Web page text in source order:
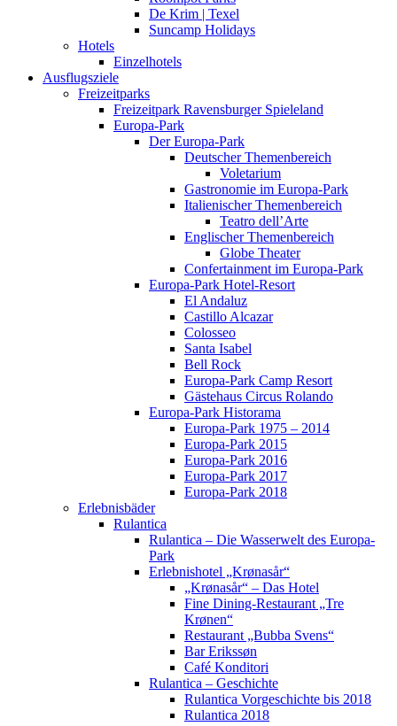
De Krim | Texel
Suncamp Holidays
Hotels
Einzelhotels
Ausflugsziele
Freizeitparks
Freizeitpark Ravensburger Spieleland
Europa-Park
Der Europa-Park
Deutscher Themenbereich
Voletarium
Gastronomie im Europa-Park
Italienischer Themenbereich
Teatro dell’Arte
Englischer Themenbereich
Globe Theater
Confertainment im Europa-Park
Europa-Park Hotel-Resort
El Andaluz
Castillo Alcazar
Colosseo
Santa Isabel
Bell Rock
Europa-Park Camp Resort
Gästehaus Circus Rolando
Europa-Park Historama
Europa-Park 1975 – 2014
Europa-Park 2015
Europa-Park 2016
Europa-Park 2017
Europa-Park 2018
Erlebnisbäder
Rulantica
Rulantica – Die Wasserwelt des Europa-
Park
Erlebnishotel „Krønasår“
„Krønasår“ – Das Hotel
Fine Dining-Restaurant „Tre
Krønen“
Restaurant „Bubba Svens“
Bar Erikssøn
Café Konditori
Rulantica – Geschichte
Rulantica Vorgeschichte bis 2018
Rulantica 2018